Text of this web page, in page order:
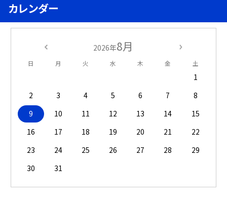
カレンダー
2026年8月
日 月 火 水 木 金 土
1
2
3 4 5 6 7
8
9
10 11 12 13 14
15
16
17 18 19 20 21
22
23
24 25 26 27 28
29
30
31